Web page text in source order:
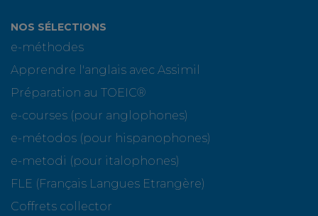
NOS SÉLECTIONS
e-méthodes
Apprendre l'anglais avec Assimil
Préparation au TOEIC®
e-courses (pour anglophones)
e-métodos (pour hispanophones)
e-metodi (pour italophones)
FLE (Français Langues Etrangère)
Coffrets collector